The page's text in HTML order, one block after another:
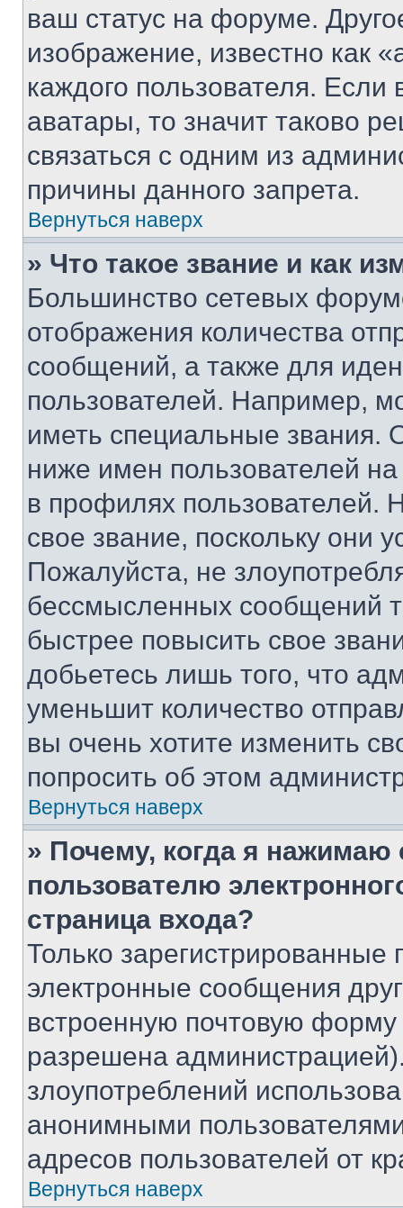
ваш статус на форуме.
изображение, известно как
каждого пользователя.
аватары, то значит таково
связаться с одним из
причины данного запрета.
Вернуться наверх
» Что такое звание и как
Большинство сетевых
отображения количества
сообщений, а также для
пользователей. Например,
иметь специальные звания.
ниже имен пользователей
в профилях
свое звание, поскольку они
Пожалуйста, не
бессмысленных сообщений
быстрее повысить свое
добьетесь лишь того, что
уменьшит количество
вы очень хотите изменить
попросить об этом
Вернуться наверх
» Почему, когда я нажимаю
пользователю
страница входа?
Только зарегистрированные
электронные сообщения
встроенную почтовую
разрешена
злоупотреблений
анонимными
адресов пользователей от
Вернуться наверх